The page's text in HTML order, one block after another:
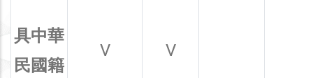
具中華
民國籍
V V